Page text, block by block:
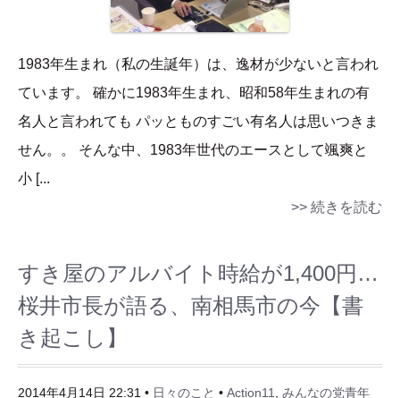
1983年生まれ（私の生誕年）は、逸材が少ないと言われ
ています。 確かに1983年生まれ、昭和58年生まれの有
名人と言われても パッとものすごい有名人は思いつきま
せん。。 そんな中、1983年世代のエースとして颯爽と
小 [...
>> 続きを読む
すき屋のアルバイト時給が1,400円…
桜井市長が語る、南相馬市の今【書
き起こし】
2014年4月14日 22:31 • 日々のこと • Action11, みんなの党青年